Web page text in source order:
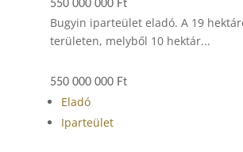
550 000 000 Ft
Bugyin iparteület eladó. A 19
területen, melyből 10 hektár...
550 000 000 Ft
Eladó
Iparteület